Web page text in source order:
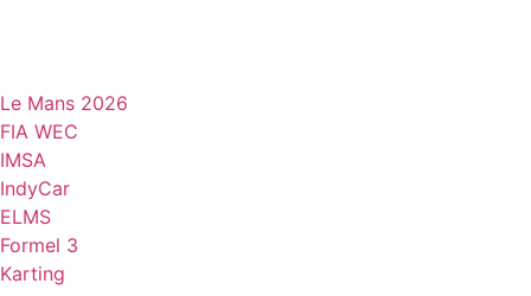
Le Mans 2026
FIA WEC
IMSA
IndyCar
ELMS
Formel 3
Karting